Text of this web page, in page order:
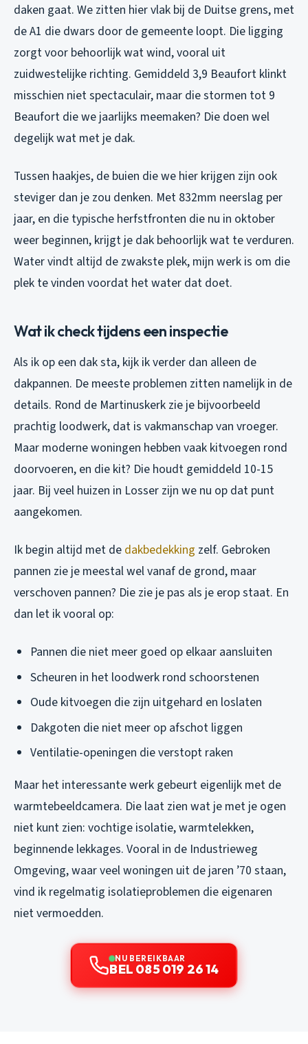
daken gaat. We zitten hier vlak bij de Duitse grens, met
de A1 die dwars door de gemeente loopt. Die ligging
zorgt voor behoorlijk wat wind, vooral uit
zuidwestelijke richting. Gemiddeld 3,9 Beaufort klinkt
misschien niet spectaculair, maar die stormen tot 9
Beaufort die we jaarlijks meemaken? Die doen wel
degelijk wat met je dak.
Tussen haakjes, de buien die we hier krijgen zijn ook
steviger dan je zou denken. Met 832mm neerslag per
jaar, en die typische herfstfronten die nu in oktober
weer beginnen, krijgt je dak behoorlijk wat te verduren.
Water vindt altijd de zwakste plek, mijn werk is om die
plek te vinden voordat het water dat doet.
Wat ik check tijdens een inspectie
Als ik op een dak sta, kijk ik verder dan alleen de
dakpannen. De meeste problemen zitten namelijk in de
details. Rond de Martinuskerk zie je bijvoorbeeld
prachtig loodwerk, dat is vakmanschap van vroeger.
Maar moderne woningen hebben vaak kitvoegen rond
doorvoeren, en die kit? Die houdt gemiddeld 10-15
jaar. Bij veel huizen in Losser zijn we nu op dat punt
aangekomen.
Ik begin altijd met de dakbedekking zelf. Gebroken
pannen zie je meestal wel vanaf de grond, maar
verschoven pannen? Die zie je pas als je erop staat. En
dan let ik vooral op:
Pannen die niet meer goed op elkaar aansluiten
Scheuren in het loodwerk rond schoorstenen
Oude kitvoegen die zijn uitgehard en loslaten
Dakgoten die niet meer op afschot liggen
Ventilatie-openingen die verstopt raken
Maar het interessante werk gebeurt eigenlijk met de
warmtebeeldcamera. Die laat zien wat je met je ogen
niet kunt zien: vochtige isolatie, warmtelekken,
beginnende lekkages. Vooral in de Industrieweg
Omgeving, waar veel woningen uit de jaren ’70 staan,
vind ik regelmatig isolatieproblemen die eigenaren
niet vermoedden.
NU BEREIKBAAR
BEL 085 019 26 14